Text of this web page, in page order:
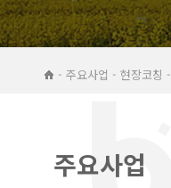
- 주요사업 - 현장코칭 -
주요사업